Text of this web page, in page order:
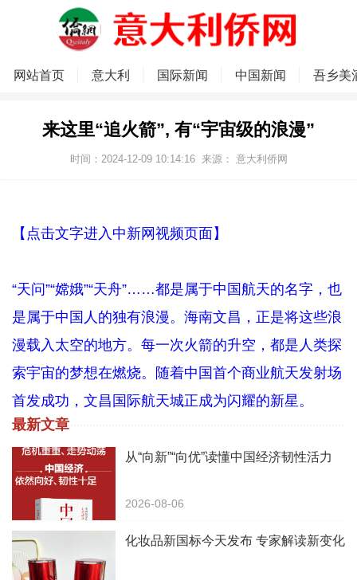
网站首页 意大利 国际新闻 中国新闻 吾乡美
来这里“追火箭”, 有“宇宙级的浪漫”
时间：2024-12-09 10:14:16 来源： 意大利侨网
【点击文字进入中新网视频页面】
“天问”“嫦娥”“天舟”……都是属于中国航天的名字，也
是属于中国人的独有浪漫。海南文昌，正是将这些浪
漫载入太空的地方。每一次火箭的升空，都是人类探
索宇宙的梦想在燃烧。随着中国首个商业航天发射场
首发成功，文昌国际航天城正成为闪耀的新星。
最新文章
从“向新”“向优”读懂中国经济韧性活力
2026-08-06
化妆品新国标今天发布 专家解读新变化